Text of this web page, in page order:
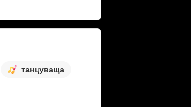
танцуваща